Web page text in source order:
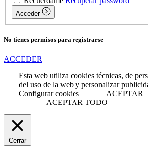
Acceder
No tienes permisos para registrarse
ACCEDER
Esta web utiliza cookies técnicas, de
del uso de la web y personalizar
Configurar cookies
ACEPTAR
ACEPTAR TODO
Cerrar